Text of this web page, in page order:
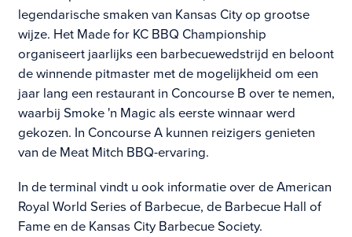
legendarische smaken van Kansas City op grootse
wijze. Het Made for KC BBQ Championship
organiseert jaarlijks een barbecuewedstrijd en beloont
de winnende pitmaster met de mogelijkheid om een
jaar lang een restaurant in Concourse B over te nemen,
waarbij Smoke 'n Magic als eerste winnaar werd
gekozen. In Concourse A kunnen reizigers genieten
van de Meat Mitch BBQ-ervaring.
In de terminal vindt u ook informatie over de American
Royal World Series of Barbecue, de Barbecue Hall of
Fame en de Kansas City Barbecue Society.